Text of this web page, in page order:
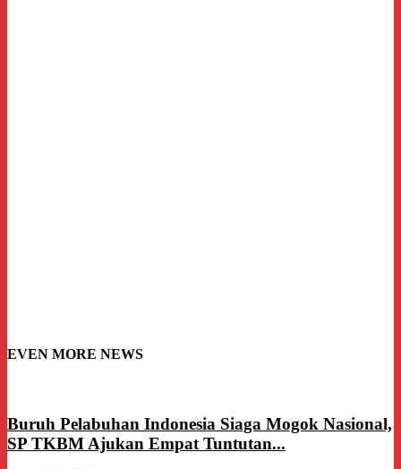
EVEN MORE NEWS
Buruh Pelabuhan Indonesia Siaga Mogok Nasional,
SP TKBM Ajukan Empat Tuntutan...